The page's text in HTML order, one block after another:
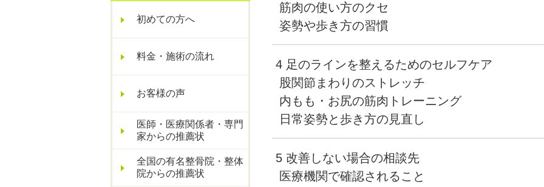
初めての方へ
料金・施術の流れ
お客様の声
医師・医療関係者・専門
家からの推薦状
全国の有名整骨院・整体
院からの推薦状
筋肉の使い方のクセ
姿勢や歩き方の習慣
4 足のラインを整えるためのセルフケア
股関節まわりのストレッチ
内もも・お尻の筋肉トレーニング
日常姿勢と歩き方の見直し
5 改善しない場合の相談先
医療機関で確認されること